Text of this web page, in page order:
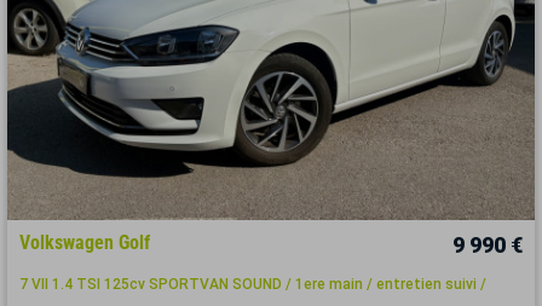
Volkswagen Golf 9 990 €
7 VII 1.4 TSI 125cv SPORTVAN SOUND / 1ere main / entretien suivi /